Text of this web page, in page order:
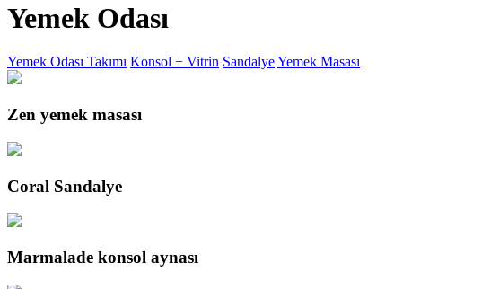
Yemek Odası
Yemek Odası Takımı Konsol + Vitrin SandalyeYemek Masası
Zen yemek masası
Coral Sandalye
Marmalade konsol aynası